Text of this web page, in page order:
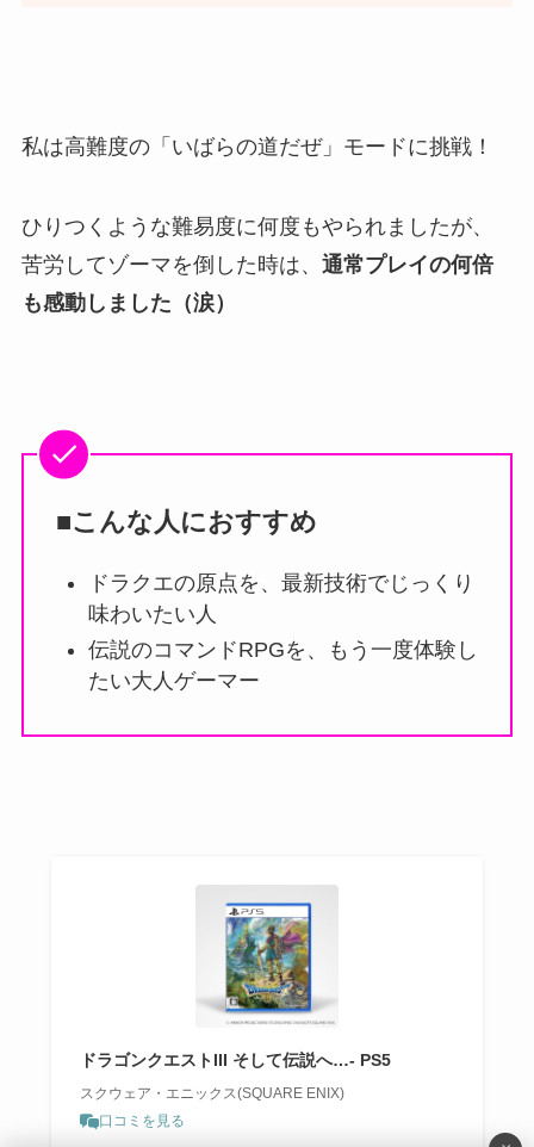
私は高難度の「いばらの道だぜ」モードに挑戦！
ひりつくような難易度に何度もやられましたが、
苦労してゾーマを倒した時は、 通常プレイの何倍
も感動しました（涙）
■こんな人におすすめ
ドラクエの原点を、最新技術でじっくり
味わいたい人
伝説のコマンドRPGを、もう一度体験し
たい大人ゲーマー
ドラゴンクエストIII そして伝説へ…- PS5
スクウェア・エニックス(SQUARE ENIX)
口コミを見る